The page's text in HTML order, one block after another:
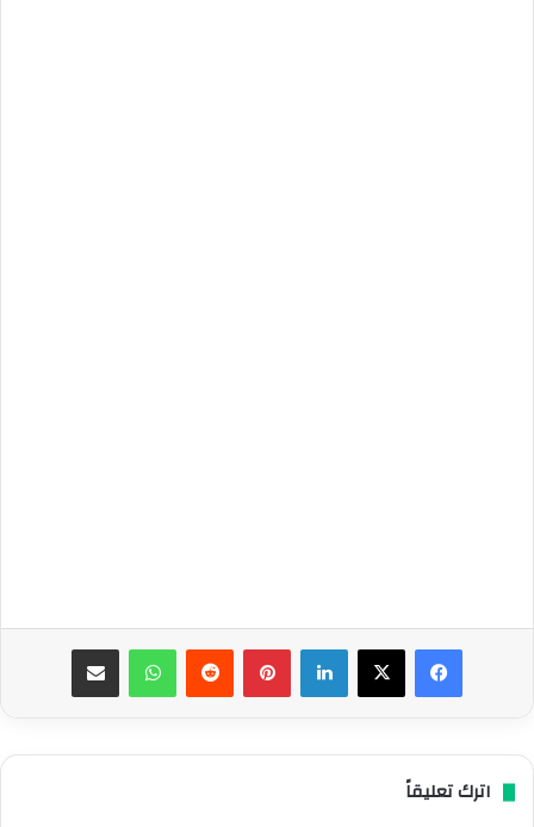
فيسبوك ‫X لينكدإن بينتيريست واتساب مشاركة عبر البريد
اترك تعليقاً